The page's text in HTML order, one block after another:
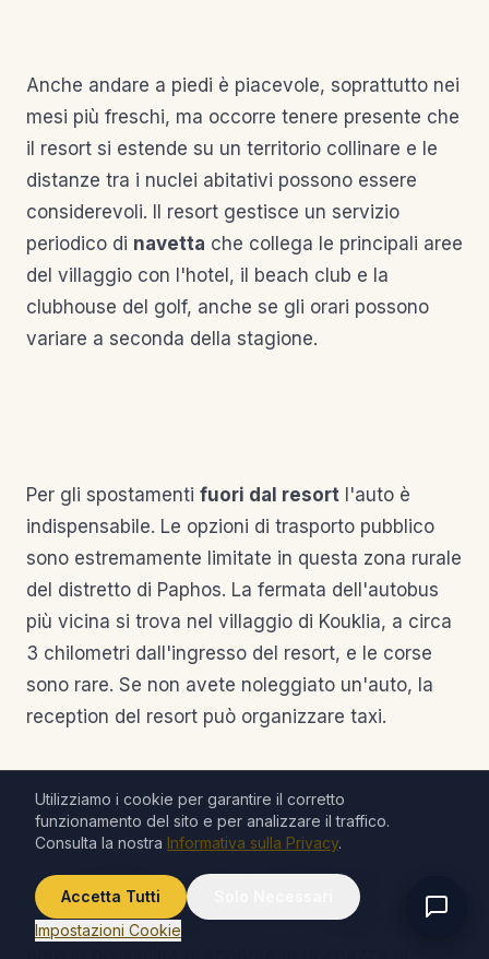
Anche andare a piedi è piacevole, soprattutto nei
mesi più freschi, ma occorre tenere presente che
il resort si estende su un territorio collinare e le
distanze tra i nuclei abitativi possono essere
considerevoli. Il resort gestisce un servizio
periodico di navetta che collega le principali aree
del villaggio con l'hotel, il beach club e la
clubhouse del golf, anche se gli orari possono
variare a seconda della stagione.
Per gli spostamenti fuori dal resort l'auto è
indispensabile. Le opzioni di trasporto pubblico
sono estremamente limitate in questa zona rurale
del distretto di Paphos. La fermata dell'autobus
più vicina si trova nel villaggio di Kouklia, a circa
3 chilometri dall'ingresso del resort, e le corse
sono rare. Se non avete noleggiato un'auto, la
reception del resort può organizzare taxi.
di ride-hailing, anche se la copertura non è
affidabile come nelle città. Avere il proprio veicolo
Utilizziamo i cookie per garantire il corretto
funzionamento del sito e per analizzare il traffico.
Consulta la nostra Informativa sulla Privacy.
Accetta Tutti
Impostazioni Cookie